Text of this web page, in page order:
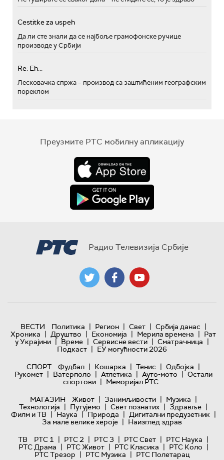
Cestitke za uspeh
Да ли сте знали да се најбоље грамофонске ручице
производе у Србији
Re: Eh...
Лесковачка спржа – производ са заштићеним географским
пореклом
Преузмите РТС мобилну апликацију
Радио Телевизија Србије
ВЕСТИ Политика | Регион | Свет | Србија данас |
Хроника | Друштво | Економија | Мерила времена | Рат
у Украјини | Време | Сервисне вести | Сматрачница |
Подкаст | ЕУ могућности 2026
СПОРТ
Фудбал | Кошарка | Тенис | Одбојка |
Рукомет | Ватерполо | Атлетика | Ауто-мото | Остали
спортови | Меморијал РТС
МАГАЗИН
Живот | Занимљивости | Музика |
Технологијa | Путујемо | Свет познатих | Здравље |
Филм и ТВ | Наука | Природа | Дигитални предузетник |
За мале велике хероје | Наизглед здрав
ТВ
РТС 1 | РТС 2 | РТС 3 | РТС Свет | РТС Наука |
РТС Драма | РТС Живот | РТС Класика | РТС Коло |
РТС Трезор | РТС Музика | РТС Полетарац